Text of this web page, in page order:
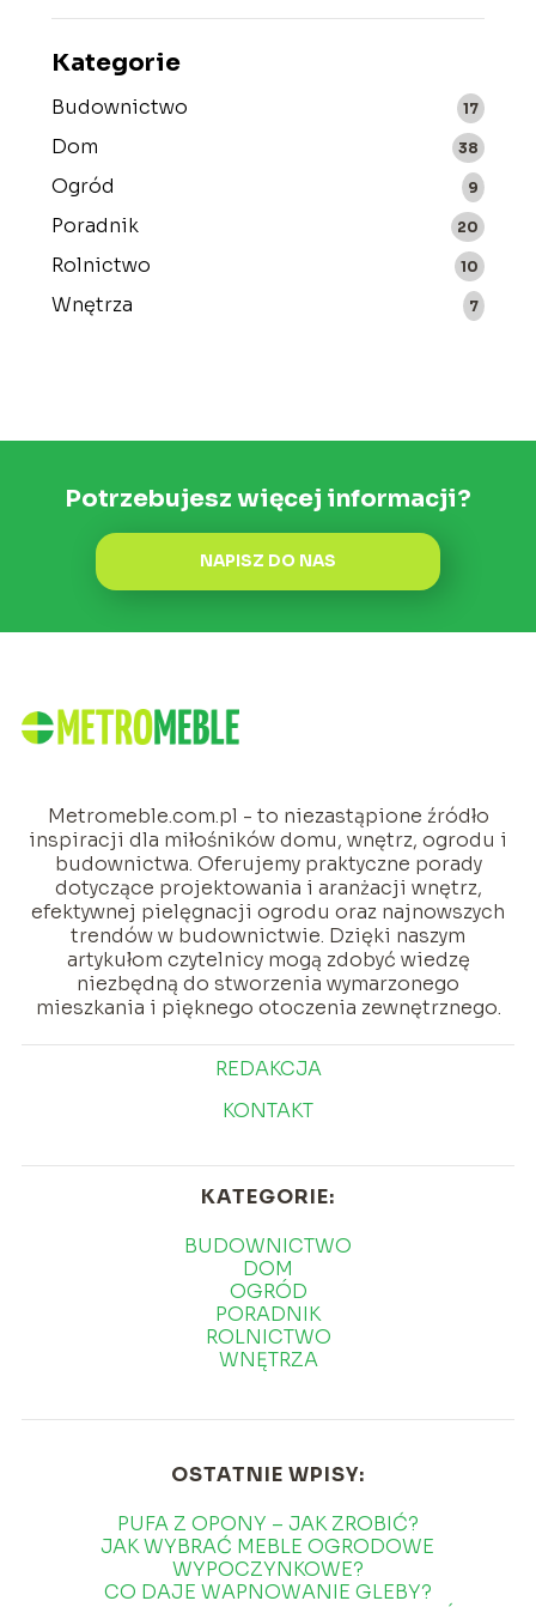
Kategorie
Budownictwo 17
Dom 38
Ogród 9
Poradnik 20
Rolnictwo 10
Wnętrza 7
Potrzebujesz więcej informacji?
NAPISZ DO NAS
Metromeble.com.pl - to niezastąpione źródło
inspiracji dla miłośników domu, wnętrz, ogrodu i
budownictwa. Oferujemy praktyczne porady
dotyczące projektowania i aranżacji wnętrz,
efektywnej pielęgnacji ogrodu oraz najnowszych
trendów w budownictwie. Dzięki naszym
artykułom czytelnicy mogą zdobyć wiedzę
niezbędną do stworzenia wymarzonego
mieszkania i pięknego otoczenia zewnętrznego.
REDAKCJA
KONTAKT
KATEGORIE:
BUDOWNICTWO
DOM
OGRÓD
PORADNIK
ROLNICTWO
WNĘTRZA
OSTATNIE WPISY:
PUFA Z OPONY – JAK ZROBIĆ?
JAK WYBRAĆ MEBLE OGRODOWE
WYPOCZYNKOWE?
CO DAJE WAPNOWANIE GLEBY?